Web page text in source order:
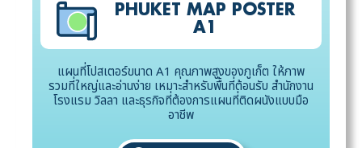
PHUKET MAP POSTER
A1
แผนที่โปสเตอร์ขนาด A1 คุณภาพสูงของภูเก็ต ให้ภาพ
รวมที่ใหญ่และอ่านง่าย เหมาะสำหรับพื้นที่ต้อนรับ สำนักงาน
โรงแรม วิลลา และธุรกิจที่ต้องการแผนที่ติดผนังแบบมือ
อาชีพ